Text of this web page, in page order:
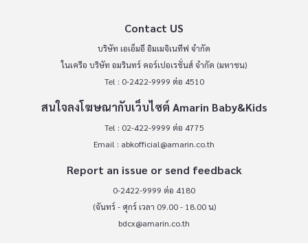
Contact US
บริษัท เอเอ็มอี อิมเมจิเนทีฟ จำกัด
ในเครือ บริษัท อมรินทร์ คอร์เปอเรชั่นส์ จำกัด (มหาชน)
Tel : 0-2422-9999 ต่อ 4510
สนใจลงโฆษณากับเว็บไซต์ Amarin Baby&Kids
Tel : 02-422-9999 ต่อ 4775
Email : abkofficial@amarin.co.th
Report an issue or send feedback
0-2422-9999 ต่อ 4180
(จันทร์ - ศุกร์ เวลา 09.00 - 18.00 น)
bdcx@amarin.co.th